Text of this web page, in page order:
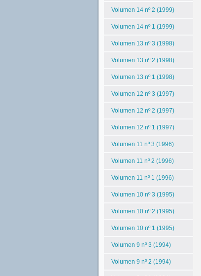
Volumen 14 nº 2 (1999)
Volumen 14 nº 1 (1999)
Volumen 13 nº 3 (1998)
Volumen 13 nº 2 (1998)
Volumen 13 nº 1 (1998)
Volumen 12 nº 3 (1997)
Volumen 12 nº 2 (1997)
Volumen 12 nº 1 (1997)
Volumen 11 nº 3 (1996)
Volumen 11 nº 2 (1996)
Volumen 11 nº 1 (1996)
Volumen 10 nº 3 (1995)
Volumen 10 nº 2 (1995)
Volumen 10 nº 1 (1995)
Volumen 9 nº 3 (1994)
Volumen 9 nº 2 (1994)